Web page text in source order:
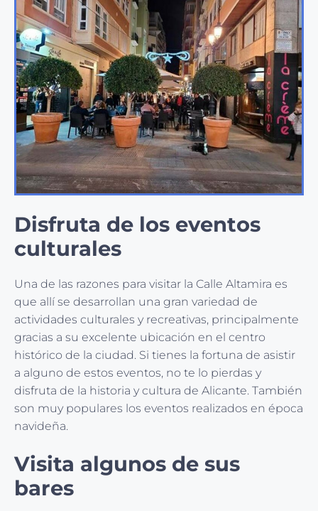
Disfruta de los eventos
culturales
Una de las razones para visitar la Calle Altamira es
que allí se desarrollan una gran variedad de
actividades culturales y recreativas, principalmente
gracias a su excelente ubicación en el centro
histórico de la ciudad. Si tienes la fortuna de asistir
a alguno de estos eventos, no te lo pierdas y
disfruta de la historia y cultura de Alicante. También
son muy populares los eventos realizados en época
navideña.
Visita algunos de sus
bares